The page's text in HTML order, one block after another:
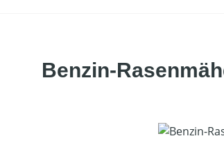
Benzin-
Bildergalerie überspringen